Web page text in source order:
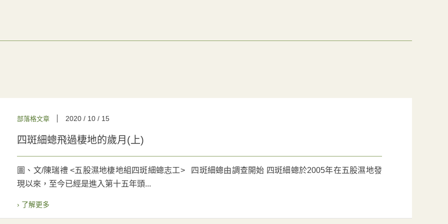
部落格文章 2020 / 10 / 15
四斑細蟌飛過棲地的歲月(上)
圖、文/陳瑞禮 <五股濕地棲地組四斑細蟌志工> 四斑細蟌由調查開始 四斑細蟌於2005年在五股濕地發
現以來，至今已經是進入第十五年頭...
› 了解更多